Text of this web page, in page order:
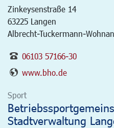
Zinkeysenstraße 14
63225 Langen
Albrecht-Tuckermann-
06103 57166-30
www.bho.de
Sport
Stadtverwaltung